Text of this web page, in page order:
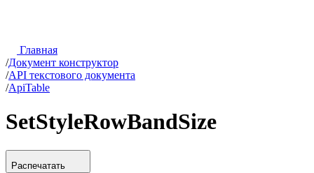
Главная
/Документ конструктор
/API текстового документа
/ApiTable
SetStyleRowBandSize
Распечатать